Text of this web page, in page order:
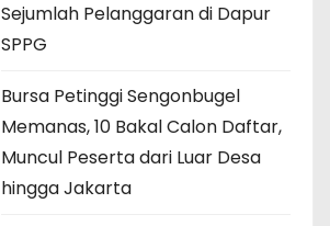
Sejumlah Pelanggaran di Dapur
SPPG
Bursa Petinggi Sengonbugel
Memanas, 10 Bakal Calon Daftar,
Muncul Peserta dari Luar Desa
hingga Jakarta